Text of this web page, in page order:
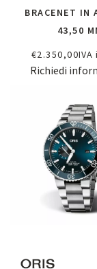
BRACENET IN
43,50
€2.350,00IVA
Richiedi